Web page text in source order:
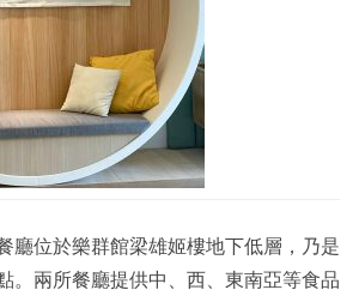
廳位於樂群館梁雄姬樓地下低層，乃是
。兩所餐廳提供中、西、東南亞等食品